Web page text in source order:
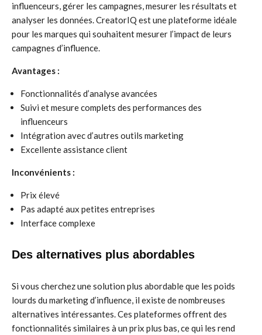
influenceurs, gérer les campagnes, mesurer les résultats et
analyser les données. CreatorIQ est une plateforme idéale
pour les marques qui souhaitent mesurer l’impact de leurs
campagnes d’influence.
Avantages :
Fonctionnalités d’analyse avancées
Suivi et mesure complets des performances des
influenceurs
Intégration avec d’autres outils marketing
Excellente assistance client
Inconvénients :
Prix élevé
Pas adapté aux petites entreprises
Interface complexe
Des alternatives plus abordables
Si vous cherchez une solution plus abordable que les poids
lourds du marketing d’influence, il existe de nombreuses
alternatives intéressantes. Ces plateformes offrent des
fonctionnalités similaires à un prix plus bas, ce qui les rend